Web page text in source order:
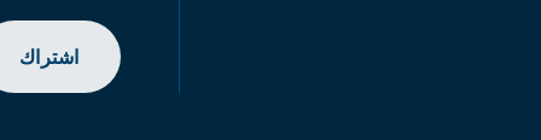
اشتراك